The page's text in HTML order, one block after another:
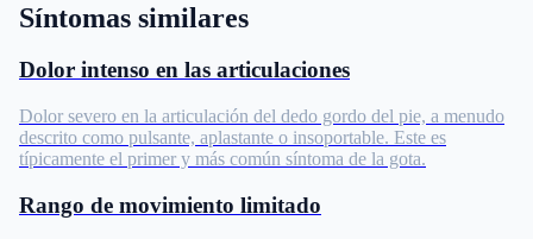
Síntomas similares
Dolor intenso en las articulaciones
Dolor severo en la articulación del dedo gordo del pie, a menudo
descrito como pulsante, aplastante o insoportable. Este es
típicamente el primer y más común síntoma de la gota.
Rango de movimiento limitado